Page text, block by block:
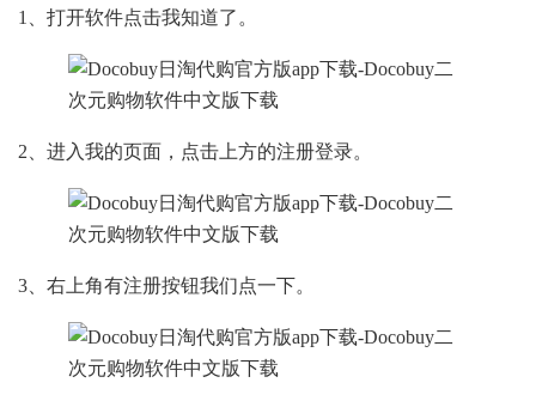
1、打开软件点击我知道了。
2、进入我的页面，点击上方的注册登录。
3、右上角有注册按钮我们点一下。